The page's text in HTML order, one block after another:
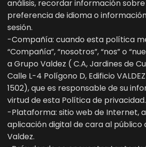
análisis, recordar información
preferencia de idioma o
sesión.
-Compañía: cuando esta política
“Compañía”, “nosotros”, “nos” o
a Grupo Valdez ( C.A, Jardines de
Calle L-4 Polígono D, Edificio
1502), que es responsable de su
virtud de esta Política de privacidad.
-Plataforma: sitio web de Internet,
aplicación digital de cara al público
Valdez.